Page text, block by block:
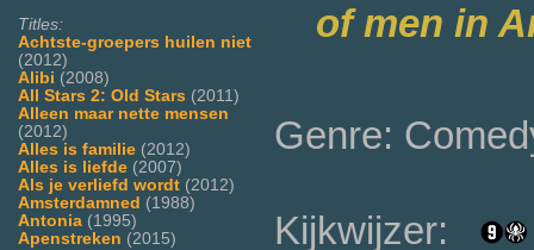
Titles:
Achtste-groepers huilen niet
(2012)
Alibi (2008)
All Stars 2: Old Stars (2011)
Alleen maar nette mensen
(2012)
Alles is familie (2012)
Alles is liefde (2007)
Als je verliefd wordt (2012)
Amsterdamned (1988)
Antonia (1995)
Apenstreken (2015)
of men in
Genre:
Kijkwijzer: